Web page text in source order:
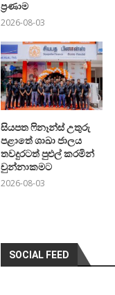
ප්‍රණාම
2026-08-03
සියපත ෆිනෑන්ස් උතුරු
පළාතේ ශාඛා ජාලය
තවදුරටත් පුළුල් කරමින්
චුන්නාකමට
2026-08-03
SOCIAL FEED